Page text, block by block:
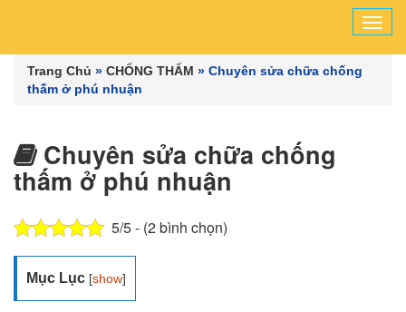
Trang Chủ » CHỐNG THẤM » Chuyên sửa chữa chống
thấm ở phú nhuận
Chuyên sửa chữa chống
thấm ở phú nhuận
5/5 - (2 bình chọn)
Mục Lục [show]